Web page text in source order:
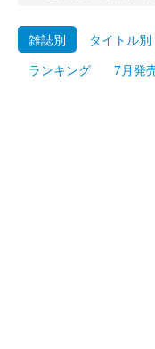
Myシェルフ
プレミアム
雑誌別 タイトル別
ランキング
7月発